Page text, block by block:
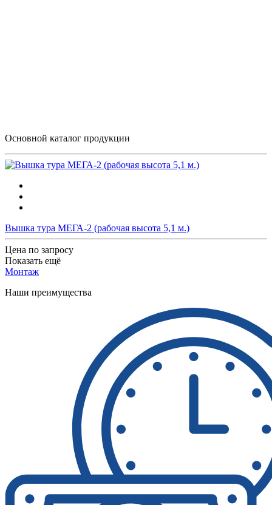
Основной каталог продукции
Вышка тура МЕГА-2 (рабочая высота 5,1 м.)
Цена по запросу
Показать ещё
Монтаж
Наши преимущества